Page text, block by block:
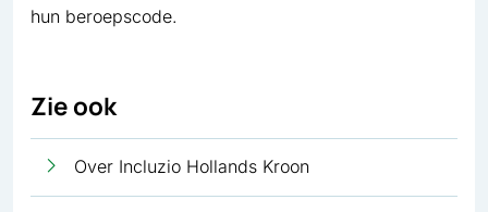
hun beroepscode.
Zie ook
Over Incluzio Hollands Kroon